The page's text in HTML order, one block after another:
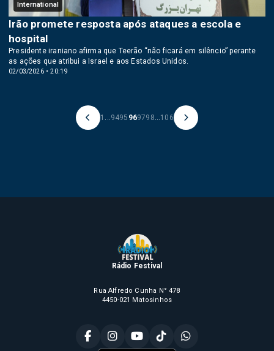
International
02/03/2026 • 20:19
Irão promete resposta após ataques a escola e
hospital
Presidente iraniano afirma que Teerão “não ficará em silêncio” perante
as ações que atribui a Israel e aos Estados Unidos.
1 9495 969798 106
Rádio Festival
Rua Alfredo Cunha N° 478
4450-021 Matosinhos